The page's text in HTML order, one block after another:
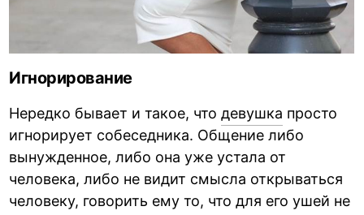
Игнорирование
Нередко бывает и такое, чтодевушка просто
игнорирует собеседника. Общение либо
вынужденное, либо она уже устала от
человека, либо не видит смысла открываться
человеку, говорить ему то, что для его ушей не